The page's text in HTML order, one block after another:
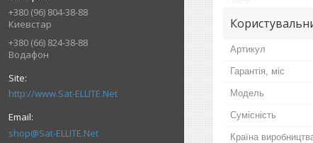
+380 (96) 804-38-88
Киевстар
+380 (66) 824-38-88
Водафон
http://www.Sat-ELLITE.Net
shop@Sat-ELLITE.Net
Артикул
Гарантія, міс
Мoдель
Сумісність
Країна